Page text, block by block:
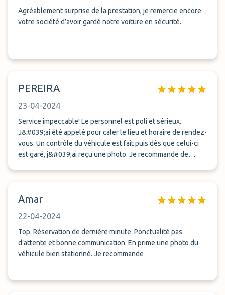
Agréablement surprise de la prestation, je remercie encore
votre société d’avoir gardé notre voiture en sécurité.
PEREIRA
23-04-2024
Service impeccable! Le personnel est poli et sérieux.
J&#039;ai été appelé pour caler le lieu et horaire de rendez-
vous. Un contrôle du véhicule est fait puis dès que celui-ci
est garé, j&#039;ai reçu une photo. Je recommande de
Amar
22-04-2024
Top. Réservation de dernière minute. Ponctualité pas
d’attente et bonne communication. En prime une photo du
véhicule bien stationné. Je recommande